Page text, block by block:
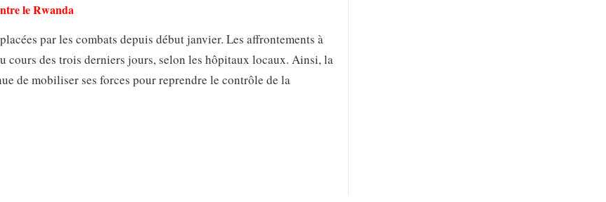
le Rwanda
par les combats depuis début janvier. Les affrontements à
cours des trois derniers jours, selon les hôpitaux locaux. Ainsi, la
de mobiliser ses forces pour reprendre le contrôle de la